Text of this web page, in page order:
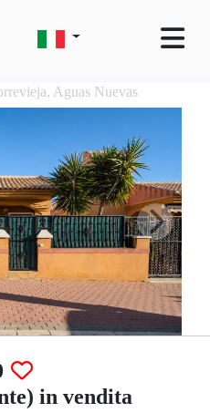
Aguas Nuevas
in vendita